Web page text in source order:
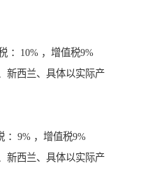
：10% ，增值税9%
新西兰、具体以实际产
：9% ，增值税9%
新西兰、具体以实际产